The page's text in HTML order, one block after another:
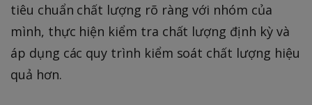
tiêu chuẩn chất lượng rõ ràng với nhóm của
mình, thực hiện kiểm tra chất lượng định kỳ và
áp dụng các quy trình kiểm soát chất lượng hiệu
quả hơn.